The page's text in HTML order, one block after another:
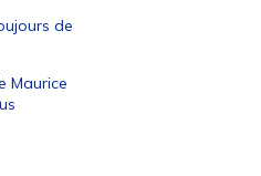
de
Maurice